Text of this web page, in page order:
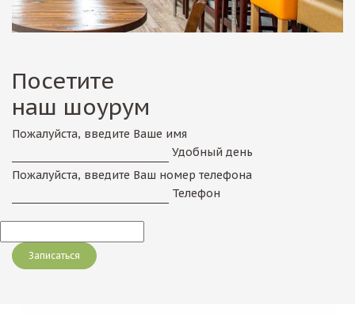
Посетите
наш шоурум
Пожалуйста, введите Ваше имя
Удобный день
Пожалуйста, введите Ваш номер телефона
Телефон